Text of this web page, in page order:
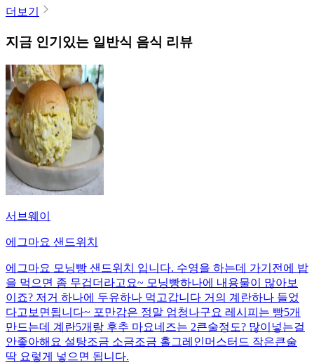
더보기
지금 인기있는 일반식 음식 리뷰
서브웨이
에그마요 샌드위치
에그마요 모닝빵 샌드위치 입니다. 수영을 하는데 가기전에 밥
을 먹으면 좀 무겁더라고요~ 모닝빵하나에 내용물이 많아보
이죠? 저거 하나에 두유하나 먹고갑니다 거의 계란하나 들었
다고보면됩니다~ 포만감은 정말 엄청나구요 레시피는 빵5개
만드는데 계란5개랑 후추 마요네즈는 2큰술정도? 많이넣는걸
안좋아해요 설탕조금 소금조금 홀그레인머스터드 작은큰술
딱 요렇게 넣으면 됩니다.